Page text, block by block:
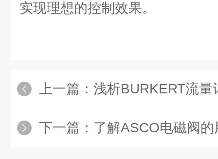
实现理想的控制效果。
上一篇： 浅析BURKERT流
下一篇： 了解ASCO电磁阀的用途